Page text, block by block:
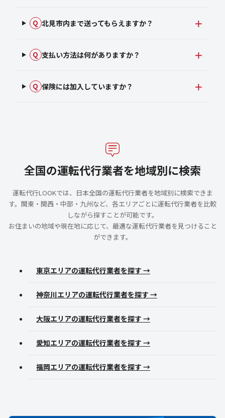
Q 北見市内まで送ってもらえますか？
Q 支払い方法は何がありますか？
Q 保険には加入していますか？
全国の運転代行業者を地域別に検索
運転代行LOOKでは、日本全国の運転代行業者を地域別に検索できま
す。関東・関西・中部・九州など、各エリアごとに運転代行業者を比較
しながら探すことが可能です。
お住まいの地域や現在地に応じて、最適な運転代行業者を見つけること
ができます。
東京エリアの運転代行業者を探す →
神奈川エリアの運転代行業者を探す →
大阪エリアの運転代行業者を探す →
愛知エリアの運転代行業者を探す →
福岡エリアの運転代行業者を探す →